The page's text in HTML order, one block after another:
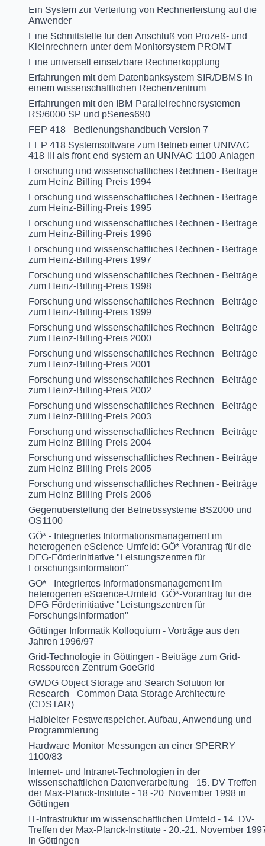
Ein System zur Verteilung von Rechnerleistung auf die
Anwender
Eine Schnittstelle für den Anschluß von Prozeß- und
Kleinrechnern unter dem Monitorsystem PROMT
Eine universell einsetzbare Rechnerkopplung
Erfahrungen mit dem Datenbanksystem SIR/DBMS in
einem wissenschaftlichen Rechenzentrum
Erfahrungen mit den IBM-Parallelrechnersystemen
RS/6000 SP und pSeries690
FEP 418 - Bedienungshandbuch Version 7
FEP 418 Systemsoftware zum Betrieb einer UNIVAC
418-III als front-end-system an UNIVAC-1100-Anlagen
Forschung und wissenschaftliches Rechnen - Beiträge
zum Heinz-Billing-Preis 1994
Forschung und wissenschaftliches Rechnen - Beiträge
zum Heinz-Billing-Preis 1995
Forschung und wissenschaftliches Rechnen - Beiträge
zum Heinz-Billing-Preis 1996
Forschung und wissenschaftliches Rechnen - Beiträge
zum Heinz-Billing-Preis 1997
Forschung und wissenschaftliches Rechnen - Beiträge
zum Heinz-Billing-Preis 1998
Forschung und wissenschaftliches Rechnen - Beiträge
zum Heinz-Billing-Preis 1999
Forschung und wissenschaftliches Rechnen - Beiträge
zum Heinz-Billing-Preis 2000
Forschung und wissenschaftliches Rechnen - Beiträge
zum Heinz-Billing-Preis 2001
Forschung und wissenschaftliches Rechnen - Beiträge
zum Heinz-Billing-Preis 2002
Forschung und wissenschaftliches Rechnen - Beiträge
zum Heinz-Billing-Preis 2003
Forschung und wissenschaftliches Rechnen - Beiträge
zum Heinz-Billing-Preis 2004
Forschung und wissenschaftliches Rechnen - Beiträge
zum Heinz-Billing-Preis 2005
Forschung und wissenschaftliches Rechnen - Beiträge
zum Heinz-Billing-Preis 2006
Gegenüberstellung der Betriebssysteme BS2000 und
OS1100
GÖ* - Integriertes Informationsmanagement im
heterogenen eScience-Umfeld: GÖ*-Vorantrag für die
DFG-Förderinitiative "Leistungszentren für
Forschungsinformation"
GÖ* - Integriertes Informationsmanagement im
heterogenen eScience-Umfeld: GÖ*-Vorantrag für die
DFG-Förderinitiative "Leistungszentren für
Forschungsinformation"
Göttinger Informatik Kolloquium - Vorträge aus den
Jahren 1996/97
Grid-Technologie in Göttingen - Beiträge zum Grid-
Ressourcen-Zentrum GoeGrid
GWDG Object Storage and Search Solution for
Research - Common Data Storage Architecture
(CDSTAR)
Halbleiter-Festwertspeicher. Aufbau, Anwendung und
Programmierung
Hardware-Monitor-Messungen an einer SPERRY
1100/83
Internet- und Intranet-Technologien in der
wissenschaftlichen Datenverarbeitung - 15. DV-Treffen
der Max-Planck-Institute - 18.-20. November 1998 in
Göttingen
IT-Infrastruktur im wissenschaftlichen Umfeld - 14. DV-
Treffen der Max-Planck-Institute - 20.-21. November
in Göttingen